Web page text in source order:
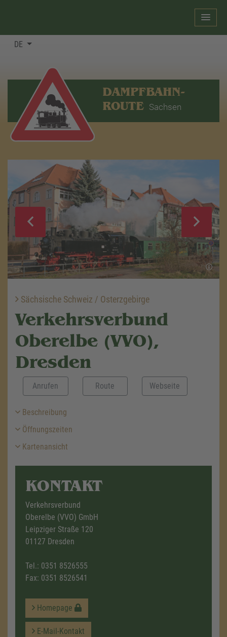
DE
DAMPFBAHN-
ROUTE Sachsen
Sächsische Schweiz / Osterzgebirge
Verkehrsverbund
Oberelbe (VVO),
Dresden
Anrufen Route Webseite
Beschreibung
Öffnungszeiten
Kartenansicht
KONTAKT
Verkehrsverbund
Oberelbe (VVO) GmbH
Leipziger Straße 120
01127 Dresden
Tel.: 0351 8526555
Fax: 0351 8526541
Homepage
E-Mail-Kontakt